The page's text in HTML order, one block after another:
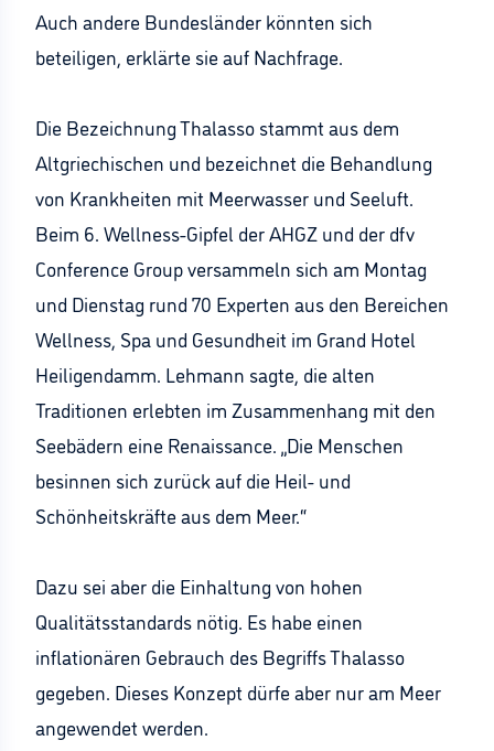
Auch andere Bundesländer könnten sich
beteiligen, erklärte sie auf Nachfrage.
Die Bezeichnung Thalasso stammt aus dem
Altgriechischen und bezeichnet die Behandlung
von Krankheiten mit Meerwasser und Seeluft.
Beim 6. Wellness-Gipfel der AHGZ und der dfv
Conference Group versammeln sich am Montag
und Dienstag rund 70 Experten aus den Bereichen
Wellness, Spa und Gesundheit im Grand Hotel
Heiligendamm. Lehmann sagte, die alten
Traditionen erlebten im Zusammenhang mit den
Seebädern eine Renaissance. „Die Menschen
besinnen sich zurück auf die Heil- und
Schönheitskräfte aus dem Meer.“
Dazu sei aber die Einhaltung von hohen
Qualitätsstandards nötig. Es habe einen
inflationären Gebrauch des Begriffs Thalasso
gegeben. Dieses Konzept dürfe aber nur am Meer
angewendet werden.